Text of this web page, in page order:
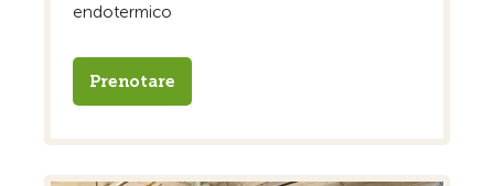
endotermico
Prenotare